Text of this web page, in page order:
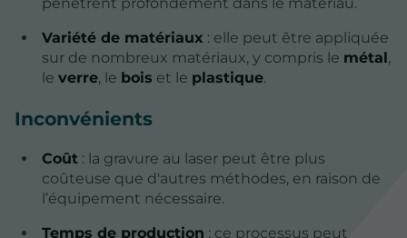
Variété de matériaux : elle peut être appliquée
sur de nombreux matériaux, y compris le métal ,
le verre, le bois et le plastique.
Inconvénients
Coût: la gravure au laser peut être plus
coûteuse que d'autres méthodes, en raison de
l’équipement nécessaire.
Temps de production : ce processus peut